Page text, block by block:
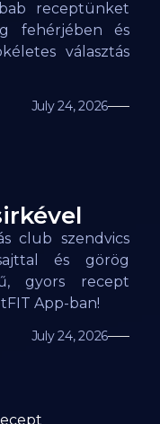
receptünket
fehérjében és
választás
July 24, 2026
club szendvics
és görög
gyors recept
App-ban!
July 24, 2026